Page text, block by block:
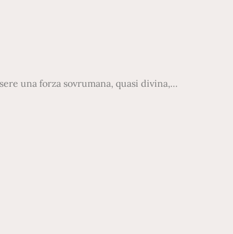
una forza sovrumana, quasi divina,…